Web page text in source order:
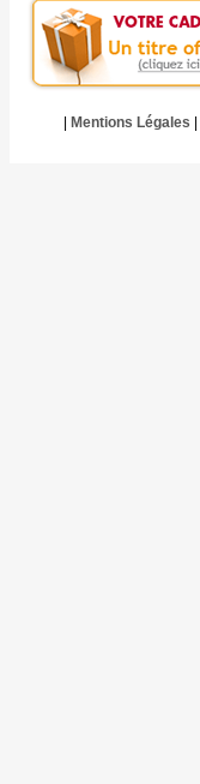
Mentions Légales